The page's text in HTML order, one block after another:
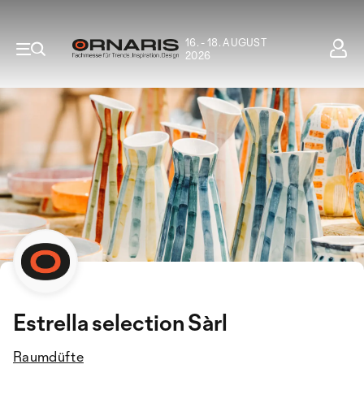
16. - 18. AUGUST
2026
Estrella selection Sàrl
Raumdüfte